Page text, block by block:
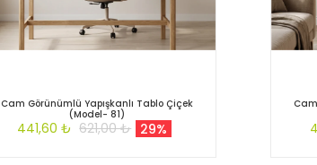
Cam Görünümlü Yapışkanlı Tablo Çiçek
(Model- 81)
441,60 ₺ 621,00 ₺ 29%